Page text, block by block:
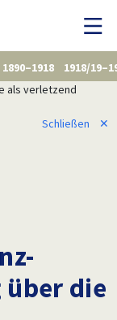
1890–1918
1918/
als verletzend
Schließen
✕
über die